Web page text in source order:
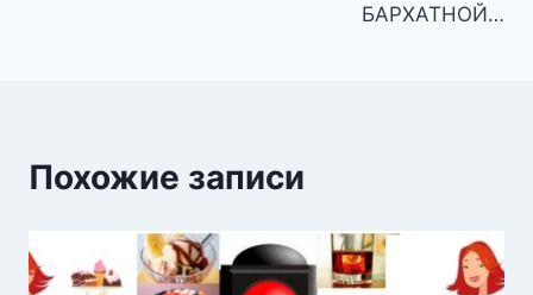
БАРХАТНОЙ…
Похожие записи